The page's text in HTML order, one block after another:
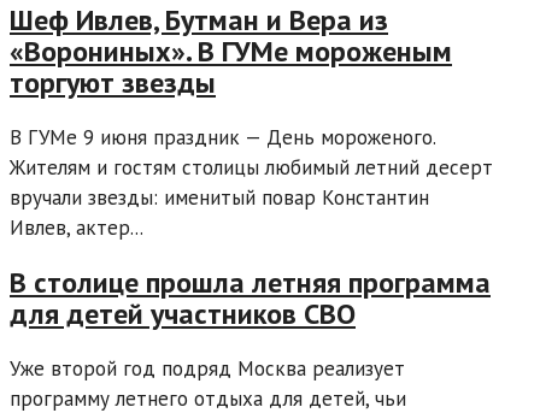
Шеф Ивлев, Бутман и Вера из
«Ворониных». В ГУМе мороженым
торгуют звезды
В ГУМе 9 июня праздник — День мороженого.
Жителям и гостям столицы любимый летний десерт
вручали звезды: именитый повар Константин
Ивлев, актер...
В столице прошла летняя программа
для детей участников СВО
Уже второй год подряд Москва реализует
программу летнего отдыха для детей, чьи